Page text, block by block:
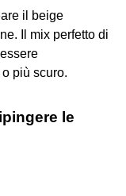
il beige
Il mix perfetto di
più scuro.
le